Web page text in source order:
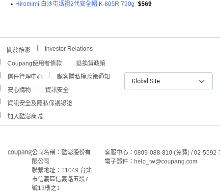
• Hiromimi 白沙屯媽祖2代安全帽 K-805R 790g $569
關於酷澎 Investor Relations
Coupang使用者條款
退換貨政策
信任管理中心
顧客隱私權政策通知
安心購物
資訊安全
資訊安全及隱私保護認證
加入酷澎商城
Global Site
公司名稱：酷澎股份有
限公司
聯繫地址：11049 台北
市信義區信義路五段7
號13樓之1
客服中心：0809-088-810 (免費) / 02-
電子郵件：help_tw@coupang.com